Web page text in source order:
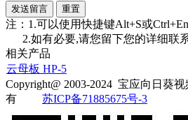
注：1.可以使用快捷键Alt+S或
2.如有必要,请您留下您的详细联
相关产品
云母板 HP-5
Copyright@ 2003-2024 宝应向日葵
有
苏ICP备71885675号-3